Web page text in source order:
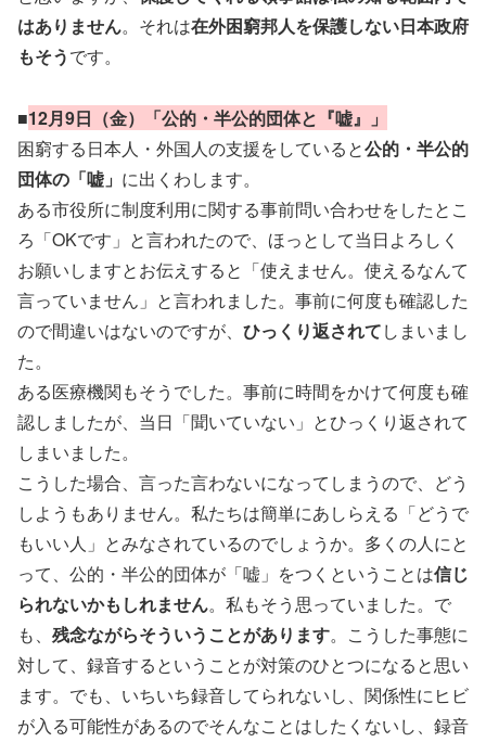
はありません。それは在外困窮邦人を保護しない日本政府
もそうです。
■12月9日（金）「公的・半公的団体と『嘘』」
困窮する日本人・外国人の支援をしていると公的・半公的
団体の「嘘」 に出くわします。
ある市役所に制度利用に関する事前問い合わせをしたとこ
ろ「OKです」と言われたので、ほっとして当日よろしく
お願いしますとお伝えすると「使えません。使えるなんて
言っていません」と言われました。事前に何度も確認した
ので間違いはないのですが、 ひっくり返されてしまいまし
た。
ある医療機関もそうでした。事前に時間をかけて何度も確
認しましたが、当日「聞いていない」とひっくり返されて
しまいました。
こうした場合、言った言わないになってしまうので、どう
しようもありません。私たちは簡単にあしらえる「どうで
もいい人」とみなされているのでしょうか。多くの人にと
って、公的・半公的団体が「嘘」をつくということは信じ
られないかもしれません。私もそう思っていました。で
も、 残念ながらそういうことがあります。こうした事態に
対して、録音するということが対策のひとつになると思い
ます。でも、いちいち録音してられないし、関係性にヒビ
が入る可能性があるのでそんなことはしたくないし、録音